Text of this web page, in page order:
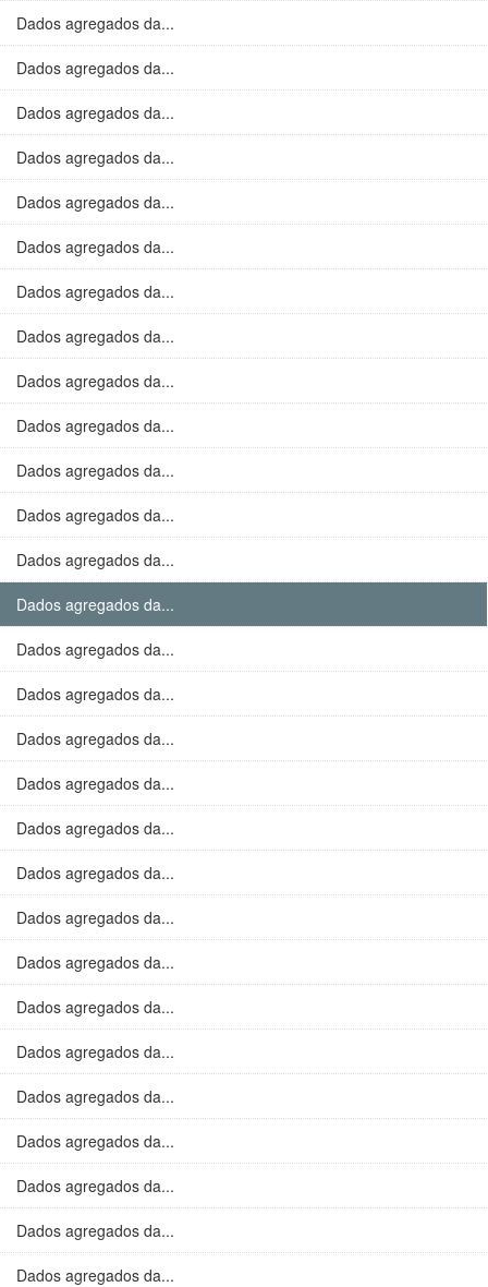
Dados agregados da...
Dados agregados da...
Dados agregados da...
Dados agregados da...
Dados agregados da...
Dados agregados da...
Dados agregados da...
Dados agregados da...
Dados agregados da...
Dados agregados da...
Dados agregados da...
Dados agregados da...
Dados agregados da...
Dados agregados da...
Dados agregados da...
Dados agregados da...
Dados agregados da...
Dados agregados da...
Dados agregados da...
Dados agregados da...
Dados agregados da...
Dados agregados da...
Dados agregados da...
Dados agregados da...
Dados agregados da...
Dados agregados da...
Dados agregados da...
Dados agregados da...
Dados agregados da...